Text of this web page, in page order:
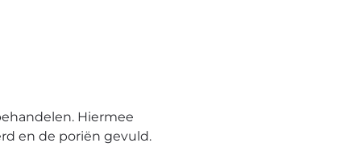
Hiermee
en de poriën gevuld.